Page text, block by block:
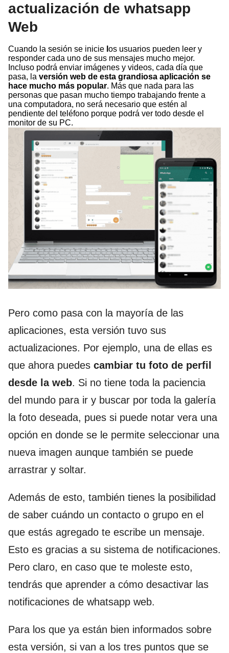
actualización de whatsapp
Web
Cuando la sesión se inicie os usuarios pueden leer y
responder cada uno de sus mensajes mucho mejor.
Incluso podrá enviar imágenes y videos, cada día que
pasa, la versión web de esta grandiosa aplicación se
hace mucho más popular. Más que nada para las
personas que pasan mucho tiempo trabajando frente a
una computadora, no será necesario que estén al
pendiente del teléfono porque podrá ver todo desde el
monitor de su PC.
Pero como pasa con la mayoría de las
aplicaciones, esta versión tuvo sus
actualizaciones. Por ejemplo, una de ellas es
que ahora puedes cambiar tu foto de perfil
desde la web. Si no tiene toda la paciencia
del mundo para ir y buscar por toda la galería
la foto deseada, pues si puede notar vera una
opción en donde se le permite seleccionar una
nueva imagen aunque también se puede
arrastrar y soltar.
Además de esto, también tienes la posibilidad
de saber cuándo un contacto o grupo en el
que estás agregado te escribe un mensaje.
Esto es gracias a su sistema de notificaciones.
Pero claro, en caso que te moleste esto,
tendrás que aprender a cómo desactivar las
notificaciones de whatsapp web.
Para los que ya están bien informados sobre
esta versión, si van a los tres puntos que se